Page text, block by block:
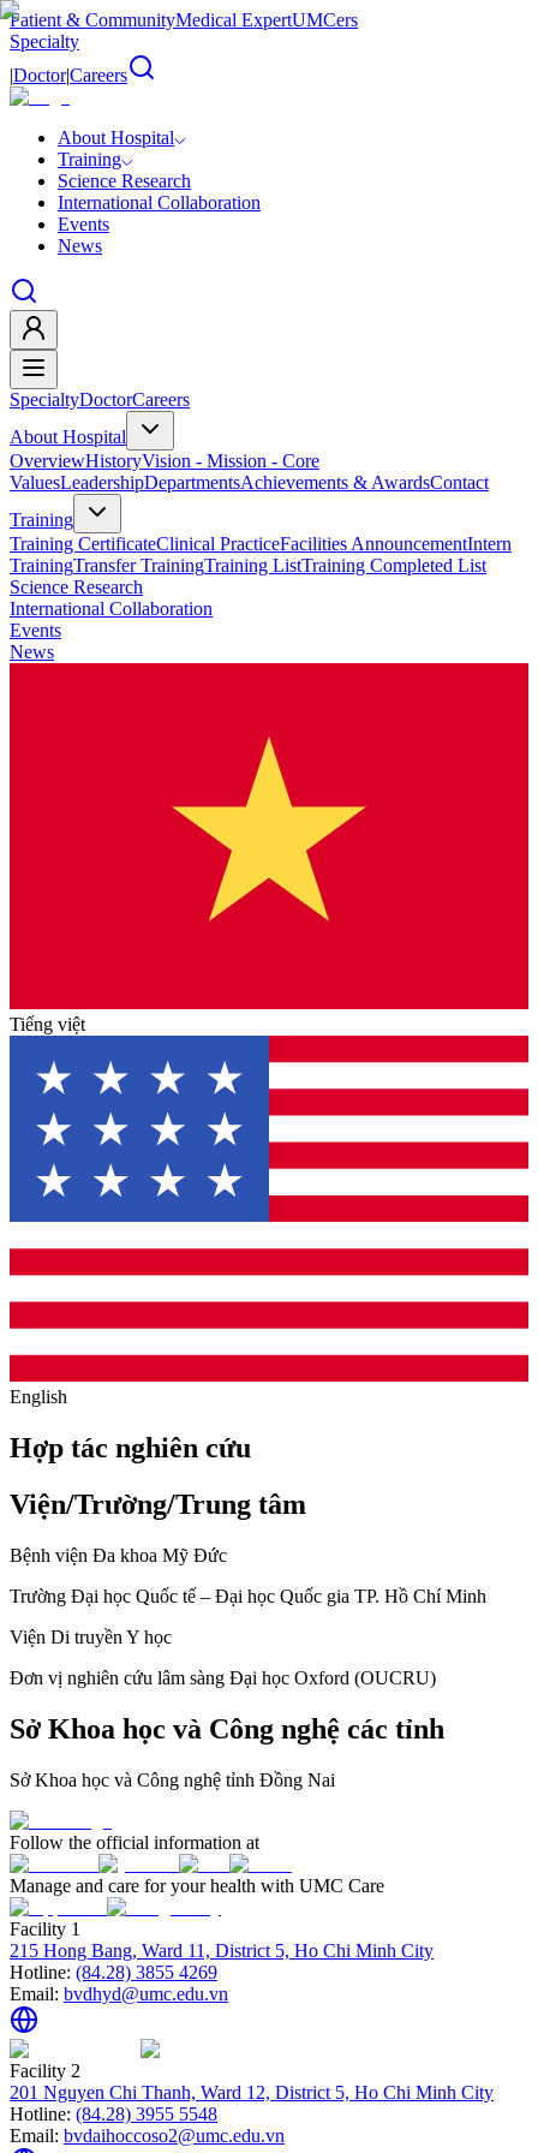
Patient & CommunityMedical ExpertUMCers
Specialty
|Doctor|Careers
About Hospital
Training
Science Research
International Collaboration
Events
News
SpecialtyDoctorCareers
About Hospital
OverviewHistoryVision - Mission - Core
ValuesLeadershipDepartmentsAchievements & AwardsContact
Training
Training CertificateClinical PracticeFacilities AnnouncementIntern
TrainingTransfer TrainingTraining ListTraining Completed List
Science Research
International Collaboration
Events
News
Tiếng việt
English
Hợp tác nghiên cứu
Viện/Trường/Trung tâm
Bệnh viện Đa khoa Mỹ Đức
Trường Đại học Quốc tế – Đại học Quốc gia TP. Hồ Chí Minh
Viện Di truyền Y học
Đơn vị nghiên cứu lâm sàng Đại học Oxford (OUCRU)
Sở Khoa học và Công nghệ các tỉnh
Sở Khoa học và Công nghệ tỉnh Đồng Nai
Follow the official information at
Manage and care for your health with UMC Care
Facility 1
215 Hong Bang, Ward 11, District 5, Ho Chi Minh City
Hotline: (84.28) 3855 4269
Email: bvdhyd@umc.edu.vn
Facility 2
201 Nguyen Chi Thanh, Ward 12, District 5, Ho Chi Minh City
Hotline: (84.28) 3955 5548
Email: bvdaihoccoso2@umc.edu.vn